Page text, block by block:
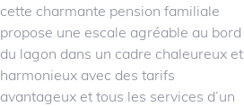
cette charmante pension familiale
propose une escale agréable au bord
du lagon dans un cadre chaleureux et
harmonieux avec des tarifs
avantageux et tous les services d’un